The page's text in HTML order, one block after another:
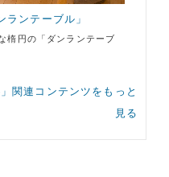
ンテーブル」
楕円の「ダンランテーブ
関連コンテンツをもっと
見る